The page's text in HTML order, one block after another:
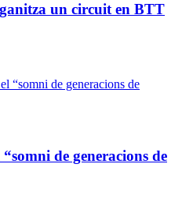
un circuit en BTT
de generacions de